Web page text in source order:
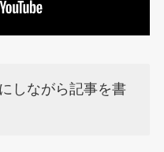
しながら記事を書